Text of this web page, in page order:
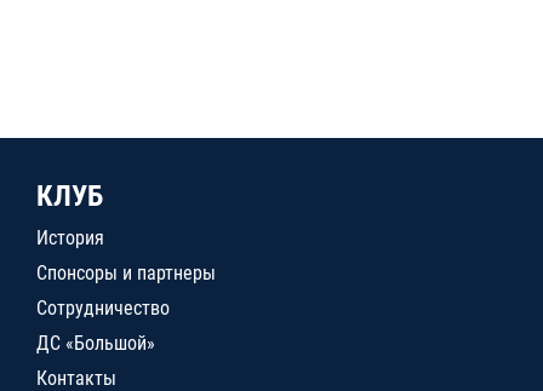
КЛУБ
История
Спонсоры и партнеры
Сотрудничество
ДС «Большой»
Контакты